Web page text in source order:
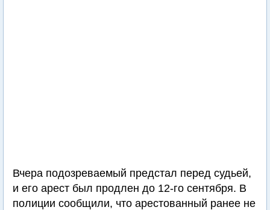
Вчера подозреваемый предстал перед судьей,
и его арест был продлен до 12-го сентября. В
полиции сообщили, что арестованный ранее не